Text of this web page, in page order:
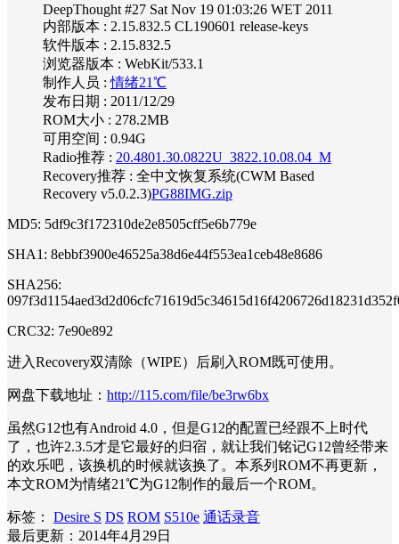
DeepThought #27 Sat Nov 19 01:03:26 WET 2011
内部版本 : 2.15.832.5 CL190601 release-keys
软件版本 : 2.15.832.5
浏览器版本 : WebKit/533.1
制作人员 :情绪21℃
发布日期 : 2011/12/29
ROM大小 : 278.2MB
可用空间 : 0.94G
Radio推荐 : 20.4801.30.0822U_3822.10.08.04_M
Recovery推荐 : 全中文恢复系统(CWM Based
Recovery v5.0.2.3)PG88IMG.zip
MD5: 5df9c3f172310de2e8505cff5e6b779e
SHA1: 8ebbf3900e46525a38d6e44f553ea1ceb48e8686
SHA256:
CRC32: 7e90e892
进入Recovery双清除（WIPE）后刷入ROM既可使用。
网盘下载地址： http://115.com/file/be3rw6bx
虽然G12也有Android 4.0，但是G12的配置已经跟不上时代
了，也许2.3.5才是它最好的归宿，就让我们铭记G12曾经带来
的欢乐吧，该换机的时候就该换了。本系列ROM不再更新，
本文ROM为情绪21℃为G12制作的最后一个ROM。
标签： Desire S DS ROM S510e 通话录音
最后更新：2014年4月29日